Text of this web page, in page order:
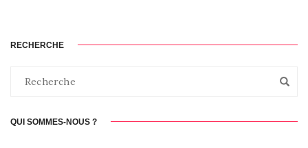
RECHERCHE
QUI SOMMES-NOUS ?